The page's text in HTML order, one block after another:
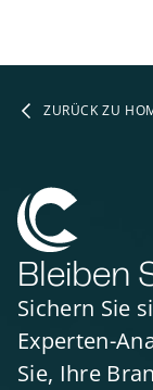
ZURÜCK ZU
Bleiben
Sichern Sie
Experten-
Sie, Ihre